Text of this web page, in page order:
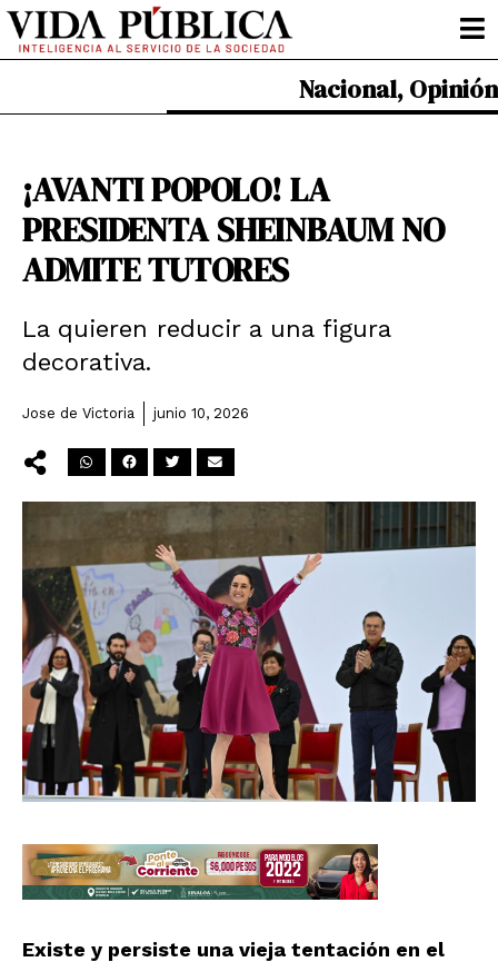
Ir
contenido
Nacional, Opinión
¡AVANTI POPOLO! LA
PRESIDENTA SHEINBAUM NO
ADMITE TUTORES
La quieren reducir a una figura
decorativa.
Jose de Victoria junio 10, 2026
Existe y persiste una vieja tentación en el